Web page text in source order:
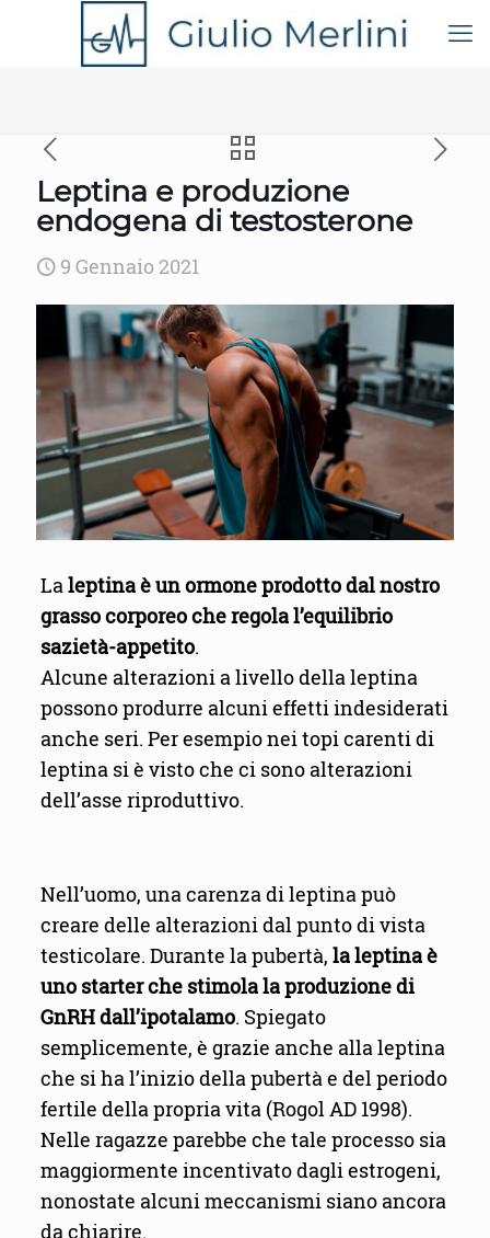
Leptina e produzione
endogena di testosterone
9 Gennaio 2021
Laleptina è un ormone prodotto dal nostro
grasso corporeo che regola l’equilibrio
sazietà-appetito.
Alcune alterazioni a livello della leptina
possono produrre alcuni effetti indesiderati
anche seri. Per esempio nei topi carenti di
leptina si è visto che ci sono alterazioni
dell’asse riproduttivo.
Nell’uomo, una carenza di leptina può
creare delle alterazioni dal punto di vista
testicolare. Durante la pubertà, la leptina è
uno starter che stimola la produzione di
GnRH dall’ipotalamo. Spiegato
semplicemente, è grazie anche alla leptina
che si ha l’inizio della pubertà e del periodo
fertile della propria vita (Rogol AD 1998).
Nelle ragazze parebbe che tale processo sia
maggiormente incentivato dagli estrogeni,
nonostate alcuni meccanismi siano ancora
da chiarire.